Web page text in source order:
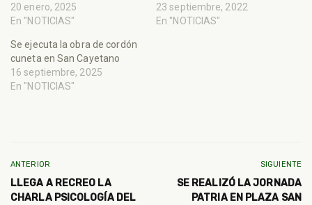
20 enero, 2025
En "NOTICIAS"
23 septiembre, 2022
En "NOTICIAS"
Se ejecuta la obra de cordón
cuneta en San Cayetano
16 septiembre, 2025
En "NOTICIAS"
ANTERIOR
LLEGA A RECREO LA
CHARLA PSICOLOGÍA DEL
SIGUIENTE
SE REALIZÓ LA JORNADA
PATRIA EN PLAZA SAN